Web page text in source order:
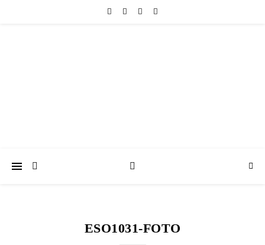
ESO1031-FOTO